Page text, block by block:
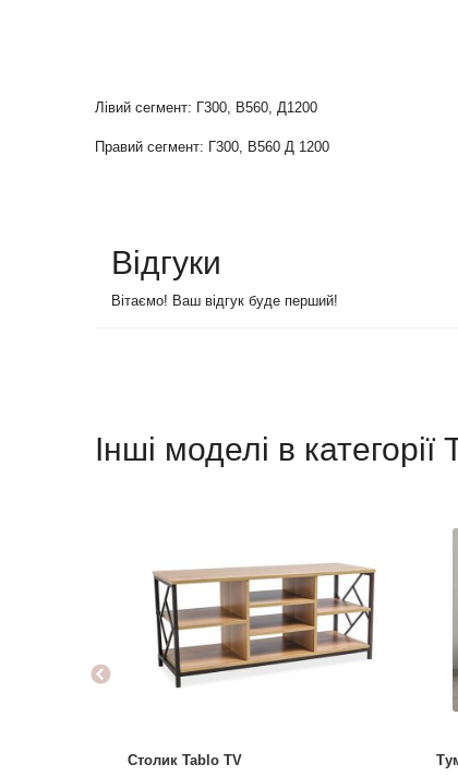
Лівий сегмент: Г300, В560, Д1200
Правий сегмент: Г300, В560 Д 1200
Відгуки
Вітаємо! Ваш відгук буде перший!
Інші моделі в
Столик Tablo TV